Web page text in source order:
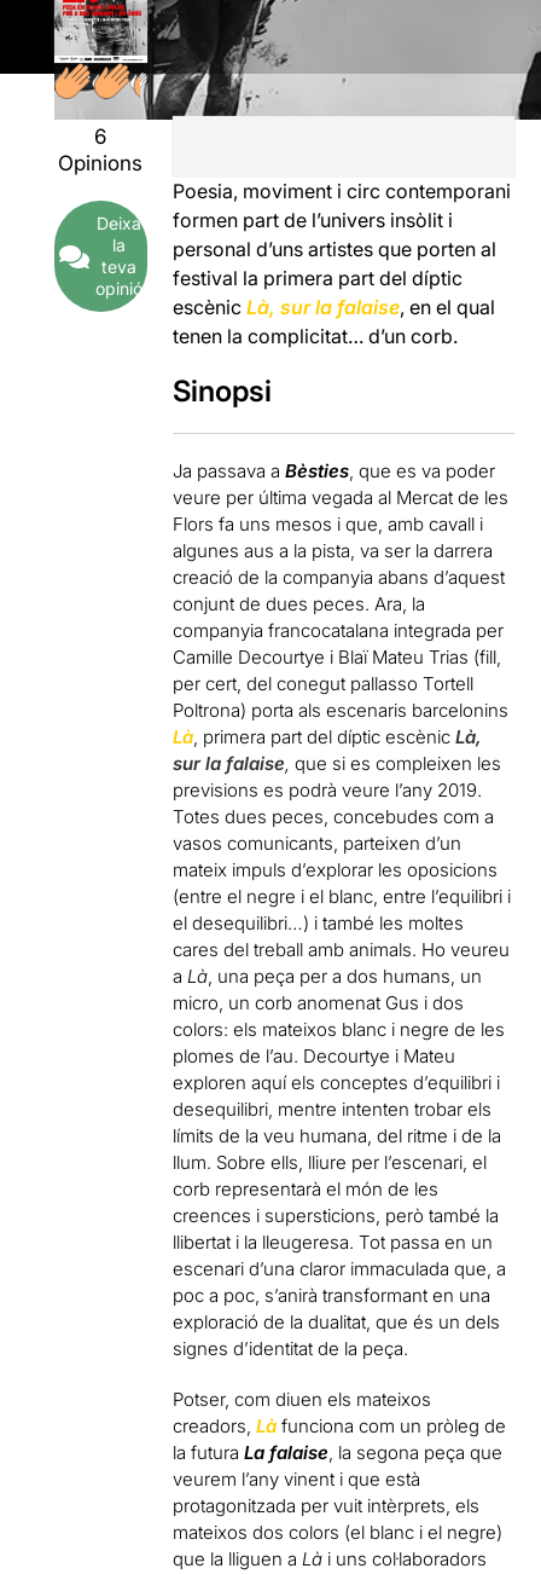
6
Opinions
Deixa
la
teva
opinió
Poesia, moviment i circ contemporani
formen part de l’univers insòlit i
personal d’uns artistes que porten al
festival la primera part del díptic
escènicLà, sur la falaise, en el qual
tenen la complicitat… d’un corb.
Sinopsi
Ja passava aBèsties , que es va poder
veure per última vegada al Mercat de les
Flors fa uns mesos i que, amb cavall i
algunes aus a la pista, va ser la darrera
creació de la companyia abans d’aquest
conjunt de dues peces. Ara, la
companyia francocatalana integrada per
Camille Decourtye i Blaï Mateu Trias (fill,
per cert, del conegut pallasso Tortell
Poltrona) porta als escenaris barcelonins
Là , primera part del díptic escènic Là,
sur la falaise ,que si es compleixen les
previsions es podrà veure l’any 2019.
Totes dues peces, concebudes com a
vasos comunicants, parteixen d’un
mateix impuls d’explorar les oposicions
(entre el negre i el blanc, entre l’equilibri i
el desequilibri…) i també les moltes
cares del treball amb animals. Ho veureu
a Là , una peça per a dos humans, un
micro, un corb anomenat Gus i dos
colors: els mateixos blanc i negre de les
plomes de l’au. Decourtye i Mateu
exploren aquí els conceptes d’equilibri i
desequilibri, mentre intenten trobar els
límits de la veu humana, del ritme i de la
llum. Sobre ells, lliure per l’escenari, el
corb representarà el món de les
creences i supersticions, però també la
llibertat i la lleugeresa. Tot passa en un
escenari d’una claror immaculada que, a
poc a poc, s’anirà transformant en una
exploració de la dualitat, que és un dels
signes d’identitat de la peça.
Potser, com diuen els mateixos
creadors,Là funciona com un pròleg de
la futuraLa falaise , la segona peça que
veurem l’any vinent i que està
protagonitzada per vuit intèrprets, els
mateixos dos colors (el blanc i el negre)
que la lliguen a Là i uns col·laboradors